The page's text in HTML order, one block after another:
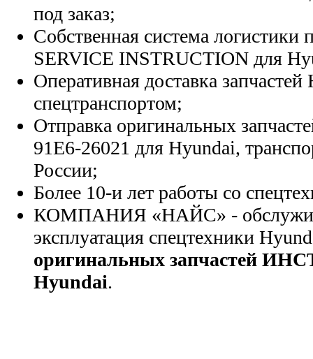
под заказ;
Собственная система логистики
SERVICE INSTRUCTION для
Оперативная доставка
спецтранспортом;
Отправка оригинальных
91E6-26021 для Hyundai,
России;
Более 10-и лет работы со
КОМПАНИЯ «НАЙС» -
эксплуатация спецтехники
оригинальных запчастей
Hyundai.